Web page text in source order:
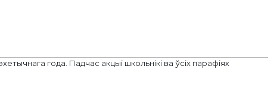
года. Падчас акцыі школьнікі ва ўсіх парафіях